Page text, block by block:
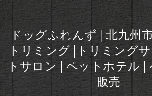
ドッグふれんず | 北九州
トリミング |トリミング
トサロン | ペットホテル |
販売